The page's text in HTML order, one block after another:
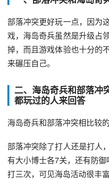
部落冲突更好玩一点，因为
戏，海岛奇兵虽然是升级占
掉，而且游戏体验也十分的
来碾压自己。
二、海岛奇兵和部落冲
都玩过的人来回答
海岛奇兵和部落冲突相比较
部落冲突除了打人还是打人
有大小博士各7关，还有防
打三次，可见海岛活动很丰